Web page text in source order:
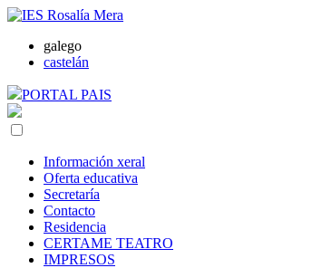
galego
castelán
PORTAL PAIS
Información xeral
Oferta educativa
Secretaría
Contacto
Residencia
CERTAME TEATRO
IMPRESOS